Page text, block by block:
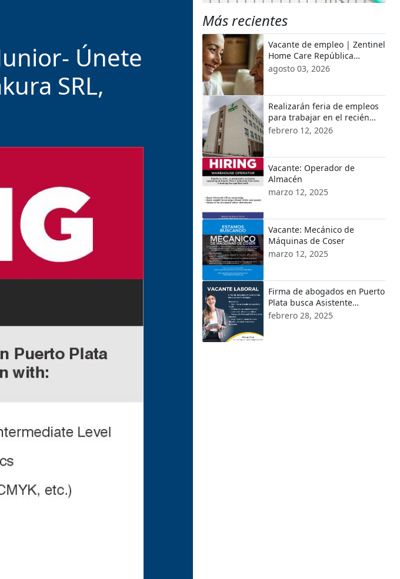
Únete
SRL,
Más recientes
Vacante de empleo | Zentinel
Home Care República
Dominicana
agosto 03, 2026
Realizarán feria de empleos
para trabajar en el recién
inaugurado Hotel Holiday Inn
febrero 12, 2026
Vacante: Operador de
Almacén
marzo 12, 2025
Vacante: Mecánico de
Máquinas de Coser
marzo 12, 2025
Firma de abogados en Puerto
Plata busca Asistente
Bilingüe
febrero 28, 2025